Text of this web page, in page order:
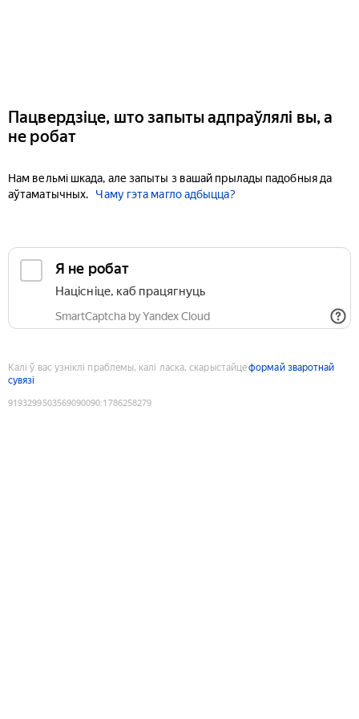
Пацвердзіце, што запыты адпраўлялі вы, а
не робат
Нам вельмі шкада, але запыты з вашай прылады падобныя да
аўтаматычных.
Чаму гэта магло адбыцца?
Я не робат
Націсніце, каб працягнуць
SmartCaptcha by Yandex Cloud
Калі ў вас узніклі праблемы, калі ласка, скарыстайцеформай зваротнай
сувязі
9193299503569090090:1786258279